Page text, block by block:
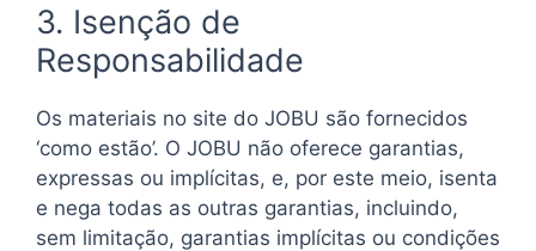
3. Isenção de
Responsabilidade
Os materiais no site do JOBU são fornecidos
‘como estão’. O JOBU não oferece garantias,
expressas ou implícitas, e, por este meio, isenta
e nega todas as outras garantias, incluindo,
sem limitação, garantias implícitas ou condições